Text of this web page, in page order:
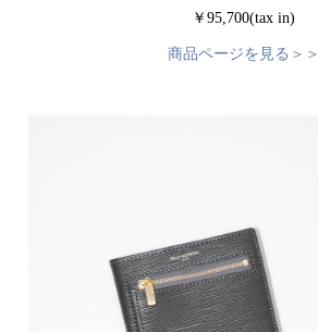
￥95,700(tax in)
商品ページを見る＞＞